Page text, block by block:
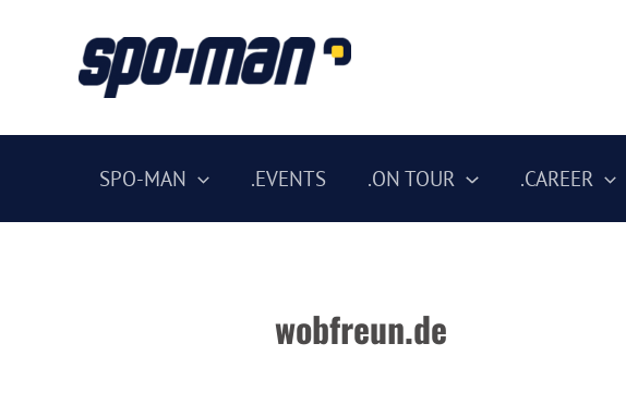
SPO-MAN .EVENTS .ON TOUR .CAREER
wobfreun.de